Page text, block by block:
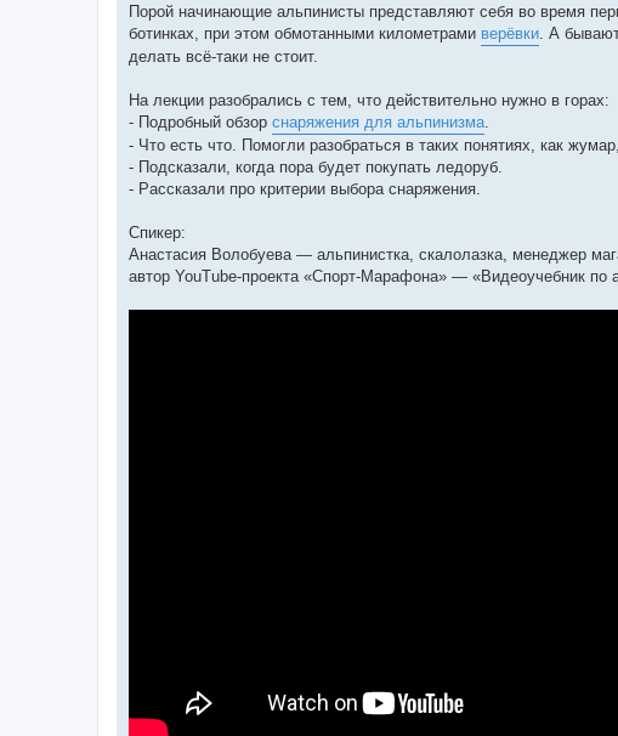
д
о
л
н
я
Порой начинающие альпинисты представляют себя во время
ботинках, при этом обмотанными километрами верёвки . А
делать всё-таки не стоит.
На лекции разобрались с тем, что действительно нужно в горах:
- Подробный обзор снаряжения для альпинизма
- Что есть что. Помогли разобраться в таких понятиях, как
- Подсказали, когда пора будет покупать ледоруб.
- Рассказали про критерии выбора снаряжения.
Спикер:
Анастасия Волобуева — альпинистка, скалолазка, менеджер
автор YouTube-проекта «Спорт-Марафона» — «Видеоучебник по